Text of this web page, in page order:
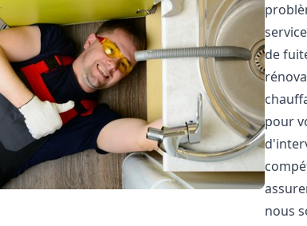
de
pour
nous